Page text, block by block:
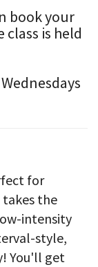
book your
is held
for
takes the
intensity
style,
You'll get